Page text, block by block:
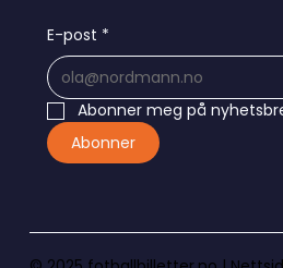
E-post *
Abonner meg på
Abonner